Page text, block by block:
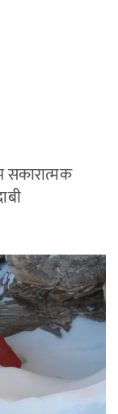
सकारात्मक